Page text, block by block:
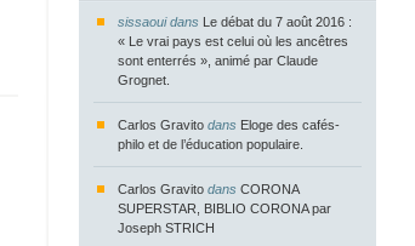
sissaoui dans Le débat du 7 août 2016 :
« Le vrai pays est celui où les ancêtres
sont enterrés », animé par Claude
Grognet.
Carlos Gravito dans Eloge des cafés-
philo et de l’éducation populaire.
Carlos Gravito dans CORONA
SUPERSTAR, BIBLIO CORONA par
Joseph STRICH